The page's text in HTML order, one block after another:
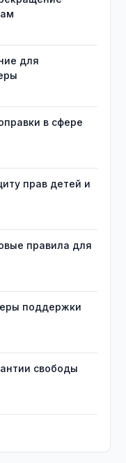
для
в сфере
прав детей и
правила для
поддержки
свободы